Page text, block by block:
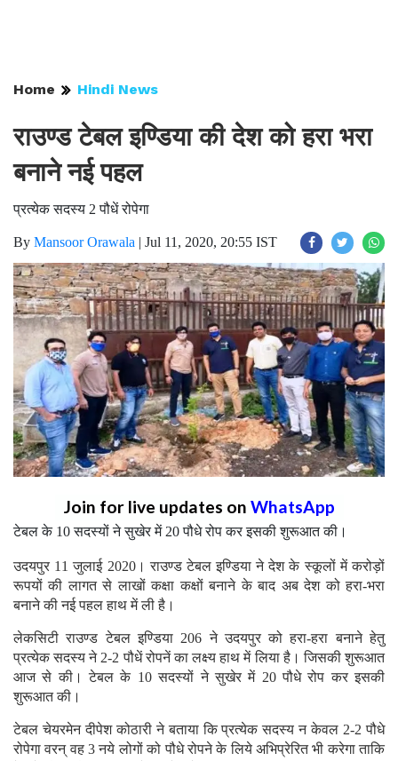
Home Hindi News
राउण्ड टेबल इण्डिया की देश को हरा भरा
बनाने नई पहल
प्रत्येक सदस्य 2 पौधें रोपेगा
By Mansoor Orawala | Jul 11, 2020, 20:55 IST
Join for live updates on WhatsApp
टेबल के 10 सदस्यों ने सुखेर में 20 पौधे रोप कर इसकी शुरूआत की।
उदयपुर 11 जुलाई 2020। राउण्ड टेबल इण्डिया ने देश के स्कूलों में करोड़ों
रूपयों की लागत से लाखों कक्षा कक्षों बनाने के बाद अब देश को हरा-भरा
बनाने की नई पहल हाथ में ली है।
लेकसिटी राउण्ड टेबल इण्डिया 206 ने उदयपुर को हरा-हरा बनाने हेतु
प्रत्येक सदस्य ने 2-2 पौधें रोपनें का लक्ष्य हाथ में लिया है। जिसकी शुरूआत
आज से की। टेबल के 10 सदस्यों ने सुखेर में 20 पौधे रोप कर इसकी
शुरूआत की।
टेबल चेयरमेन दीपेश कोठारी ने बताया कि प्रत्येक सदस्य न केवल 2-2 पौधे
रोपेगा वरन् वह 3 नये लोगों को पौधे रोपने के लिये अभिप्रेरित भी करेगा ताकि